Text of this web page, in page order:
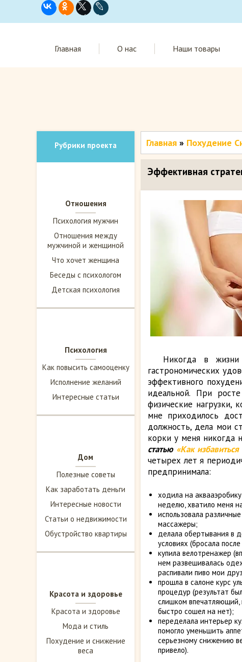
Главная О нас Наши товары
Рубрики проекта
Отношения
Психология мужчин
Отношения между
мужчиной и женщиной
Что хочет женщина
Беседы с психологом
Детская психология
Психология
Как повысить самооценку
Исполнение желаний
Интересные статьи
Дом
Полезные советы
Как заработать деньги
Интересные новости
Статьи о недвижимости
Обустройство квартиры
Красота и здоровье
Красота и здоровье
Мода и стиль
Похудение и снижение
веса
Главная » Похудение
Эффективная
Никогда в
гастрономических
эффективного
идеальной. При
физические нагрузки,
мне приходилось
должность, дела мои
корки у меня никогда
статью «Как
четырех лет я
предпринимала:
ходила на
неделю, хватило меня
использовала
массажеры;
делала обертывания в
условиях (бросала
купила велотренажер
нем развешивалась
распивали пиво мои
прошла в салоне курс
процедур (результат
слишком впечатляющий,
быстро сошел на нет);
переделала интерьер
помогло уменьшить
серьезному снижению
привело).